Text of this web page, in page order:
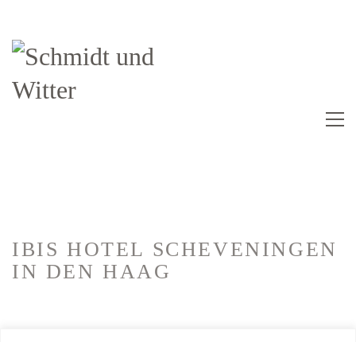
IBIS HOTEL SCHEVENINGEN
IN DEN HAAG